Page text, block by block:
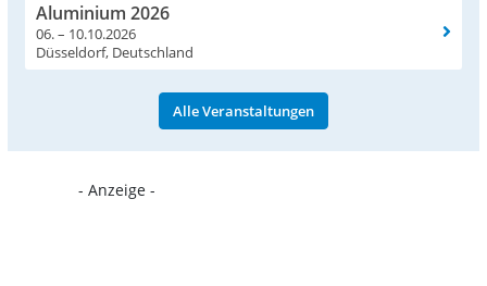
Aluminium 2026
06. – 10.10.2026
Düsseldorf, Deutschland
Alle Veranstaltungen
- Anzeige -